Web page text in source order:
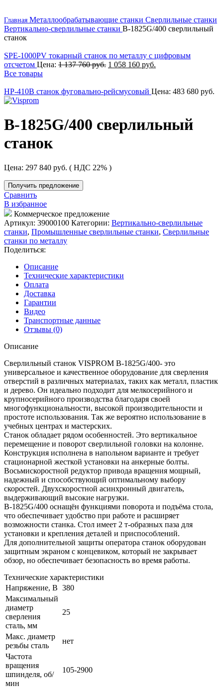
Главная Металлообрабатывающие станки Сверлильные станки
Вертикально-сверлильные станки B-1825G/400 сверлильный
станок
SPE-1000PV токарный станок по металлу с цифровым
отсчетом Цена: 1 137 760руб. 1 058 160 руб.
Все товары
HP-410B станок фуговально-рейсмусовый Цена: 483 680 руб.
B-1825G/400 сверлильный
станок
Цена: 297 840 руб. ( НДС 22% )
Получить предложение
Сравнить
В избранное
Коммерческое предложение
Артикул: 39000100 Категории: Вертикально-сверлильные
станки, Промышленные сверлильные станки, Сверлильные
станки по металлу
Поделиться:
Описание
Технические характеристики
Оплата
Доставка
Гарантии
Видео
Транспортные данные
Отзывы (0)
Описание
Сверлильный станок VISPROM B-1825G/400- это
универсальное и качественное оборудование для сверления
отверстий в различных материалах, таких как металл, пластик
и дерево. Он идеально подходит для мелкосерийного и
крупносерийного производства благодаря своей
многофункциональности, высокой производительности и
простоте использования. Так же вероятно использование в
учебных центрах и мастерских.
Станок обладает рядом особенностей. Это вертикальное
перемещение и поворот сверлильной головки на колонне.
Конструкция исполнена в напольном варианте и требует
стационарной жесткой установки на анкерные болты.
Восьмискоростной редуктор привода вращения мощный,
надежный и способствующий оптимальному выбору
скоростей. Двухскоростной асинхронный двигатель,
выдерживающий высокие нагрузки.
B-1825G/400 оснащён функциями поворота и подъёма стола,
что обеспечивает удобство при работе и расширяет
возможности станка. Стол имеет 2 т-образных паза для
установки и крепления деталей и приспособлений.
Для дополнительной защиты оператора станок оборудован
защитным экраном с концевиком, который не закрывает
обзор, но обеспечивает безопасность во время работы.
Технические характеристики
Напряжение, В 380
Максимальный
диаметр
сверления
сталь, мм
25
Макс. диаметр
резьбы сталь
нет
Частота
вращения
шпинделя, об/
мин
105-2900